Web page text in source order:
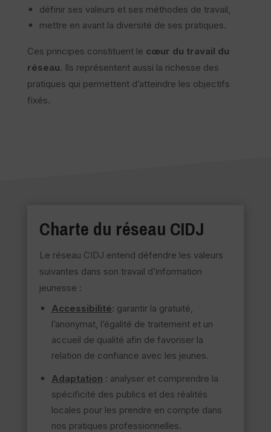
définir ses valeurs et ses méthodes de travail,
mettre en avant la diversité de ses pratiques.
Ces principes constituent le cœur du travail du
réseau. Ils représentent aussi la richesse des
pratiques qui permettent d’atteindre les objectifs
fixés.
Charte du réseau CIDJ
Le réseau CIDJ entend défendre les valeurs
suivantes dans son travail d’information
jeunesse :
Accessibilité: garantir la gratuité,
l’anonymat, l’égalité de traitement et un
accueil de qualité afin de favoriser la
relation de confiance avec les jeunes.
Adaptation : analyser et comprendre la
spécificité des publics et des réalités
locales pour les prendre en compte dans
nos pratiques professionnelles.